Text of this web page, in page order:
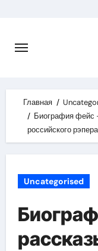
content
Главная
Биография фейс
российского рэпера
Uncategorised